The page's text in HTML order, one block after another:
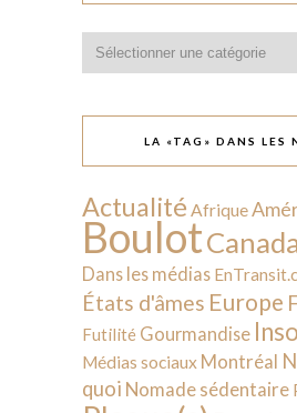
LA «TAG» DANS LES
Actualité Afrique
Boulot
Dans les médias
États d'âmes Europe
Futilité Gourmandise
Médias sociaux Montréal
quoi Nomade sédentaire